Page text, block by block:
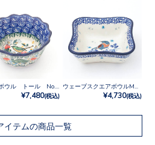
¥7,480(税込) ¥4,730(税込)
イテムの商品一覧